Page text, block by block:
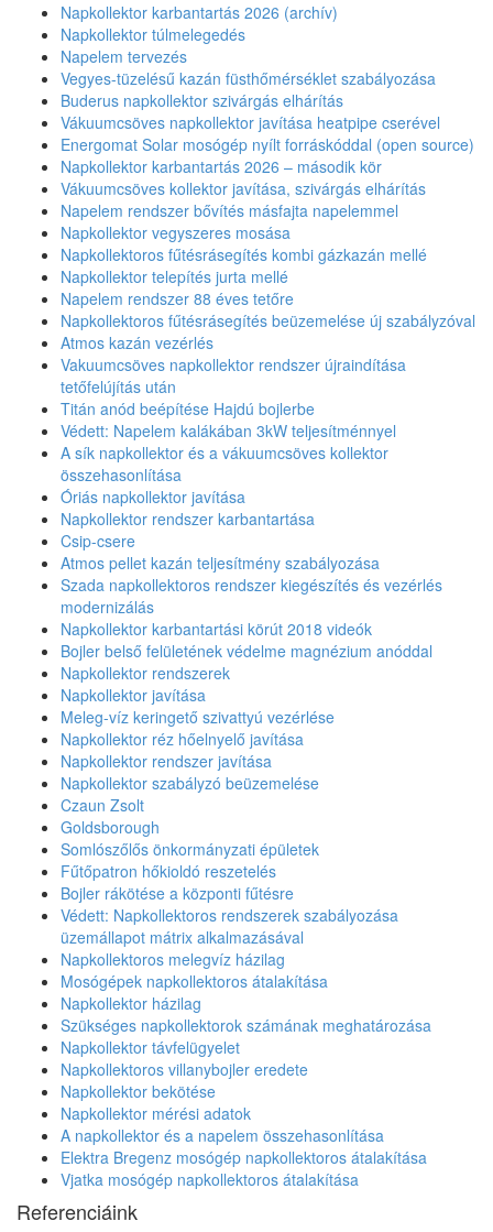
Napkollektor karbantartás 2026 (archív)
Napkollektor túlmelegedés
Napelem tervezés
Vegyes-tüzelésű kazán füsthőmérséklet szabályozása
Buderus napkollektor szivárgás elhárítás
Vákuumcsöves napkollektor javítása heatpipe cserével
Energomat Solar mosógép nyílt forráskóddal (open source)
Napkollektor karbantartás 2026 – második kör
Vákuumcsöves kollektor javítása, szivárgás elhárítás
Napelem rendszer bővítés másfajta napelemmel
Napkollektor vegyszeres mosása
Napkollektoros fűtésrásegítés kombi gázkazán mellé
Napkollektor telepítés jurta mellé
Napelem rendszer 88 éves tetőre
Napkollektoros fűtésrásegítés beüzemelése új szabályzóval
Atmos kazán vezérlés
Vakuumcsöves napkollektor rendszer újraindítása
tetőfelújítás után
Titán anód beépítése Hajdú bojlerbe
Védett: Napelem kalákában 3kW teljesítménnyel
A sík napkollektor és a vákuumcsöves kollektor
összehasonlítása
Óriás napkollektor javítása
Napkollektor rendszer karbantartása
Csip-csere
Atmos pellet kazán teljesítmény szabályozása
Szada napkollektoros rendszer kiegészítés és vezérlés
modernizálás
Napkollektor karbantartási körút 2018 videók
Bojler belső felületének védelme magnézium anóddal
Napkollektor rendszerek
Napkollektor javítása
Meleg-víz keringető szivattyú vezérlése
Napkollektor réz hőelnyelő javítása
Napkollektor rendszer javítása
Napkollektor szabályzó beüzemelése
Czaun Zsolt
Goldsborough
Somlószőlős önkormányzati épületek
Fűtőpatron hőkioldó reszetelés
Bojler rákötése a központi fűtésre
Védett: Napkollektoros rendszerek szabályozása
üzemállapot mátrix alkalmazásával
Napkollektoros melegvíz házilag
Mosógépek napkollektoros átalakítása
Napkollektor házilag
Szükséges napkollektorok számának meghatározása
Napkollektor távfelügyelet
Napkollektoros villanybojler eredete
Napkollektor bekötése
Napkollektor mérési adatok
A napkollektor és a napelem összehasonlítása
Elektra Bregenz mosógép napkollektoros átalakítása
Vjatka mosógép napkollektoros átalakítása
Referenciáink